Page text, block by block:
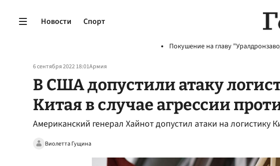
Новости Спорт
Покушение на главу
6 сентября 2022 18:01Армия
В США допустили атаку
Китая в случае агрессии
Американский генерал Хайнот допустил атаки на логистику
Виолетта Гущина